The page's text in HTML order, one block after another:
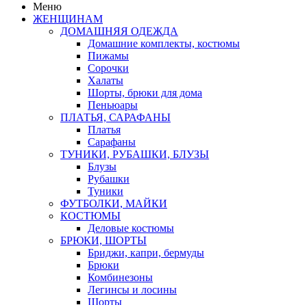
Меню
ЖЕНЩИНАМ
ДОМАШНЯЯ ОДЕЖДА
Домашние комплекты, костюмы
Пижамы
Сорочки
Халаты
Шорты, брюки для дома
Пеньюары
ПЛАТЬЯ, САРАФАНЫ
Платья
Сарафаны
ТУНИКИ, РУБАШКИ, БЛУЗЫ
Блузы
Рубашки
Туники
ФУТБОЛКИ, МАЙКИ
КОСТЮМЫ
Деловые костюмы
БРЮКИ, ШОРТЫ
Бриджи, капри, бермуды
Брюки
Комбинезоны
Легинсы и лосины
Шорты